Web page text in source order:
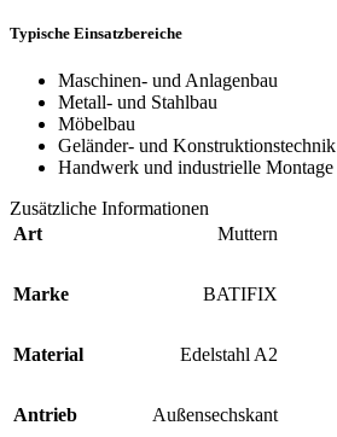
Typische Einsatzbereiche
Maschinen- und Anlagenbau
Metall- und Stahlbau
Möbelbau
Geländer- und Konstruktionstechnik
Handwerk und industrielle Montage
Zusätzliche Informationen
Art
Muttern
Marke BATIFIX
Material Edelstahl A2
Antrieb Außensechskant